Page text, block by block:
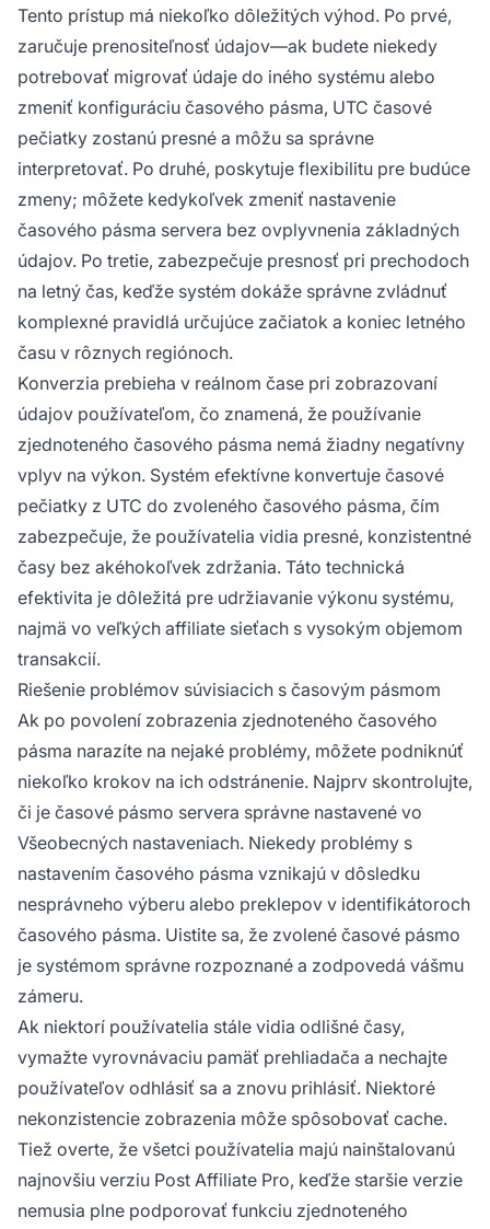
Tento prístup má niekoľko dôležitých výhod. Po prvé,
zaručuje prenositeľnosť údajov—ak budete niekedy
potrebovať migrovať údaje do iného systému alebo
zmeniť konfiguráciu časového pásma, UTC časové
pečiatky zostanú presné a môžu sa správne
interpretovať. Po druhé, poskytuje flexibilitu pre budúce
zmeny; môžete kedykoľvek zmeniť nastavenie
časového pásma servera bez ovplyvnenia základných
údajov. Po tretie, zabezpečuje presnosť pri prechodoch
na letný čas, keďže systém dokáže správne zvládnuť
komplexné pravidlá určujúce začiatok a koniec letného
času v rôznych regiónoch.
Konverzia prebieha v reálnom čase pri zobrazovaní
údajov používateľom, čo znamená, že používanie
zjednoteného časového pásma nemá žiadny negatívny
vplyv na výkon. Systém efektívne konvertuje časové
pečiatky z UTC do zvoleného časového pásma, čím
zabezpečuje, že používatelia vidia presné, konzistentné
časy bez akéhokoľvek zdržania. Táto technická
efektivita je dôležitá pre udržiavanie výkonu systému,
najmä vo veľkých affiliate sieťach s vysokým objemom
transakcií.
Riešenie problémov súvisiacich s časovým pásmom
Ak po povolení zobrazenia zjednoteného časového
pásma narazíte na nejaké problémy, môžete podniknúť
niekoľko krokov na ich odstránenie. Najprv skontrolujte,
či je časové pásmo servera správne nastavené vo
Všeobecných nastaveniach. Niekedy problémy s
nastavením časového pásma vznikajú v dôsledku
nesprávneho výberu alebo preklepov v identifikátoroch
časového pásma. Uistite sa, že zvolené časové pásmo
je systémom správne rozpoznané a zodpovedá vášmu
zámeru.
Ak niektorí používatelia stále vidia odlišné časy,
vymažte vyrovnávaciu pamäť prehliadača a nechajte
používateľov odhlásiť sa a znovu prihlásiť. Niektoré
nekonzistencie zobrazenia môže spôsobovať cache.
Tiež overte, že všetci používatelia majú nainštalovanú
najnovšiu verziu Post Affiliate Pro, keďže staršie verzie
nemusia plne podporovať funkciu zjednoteného